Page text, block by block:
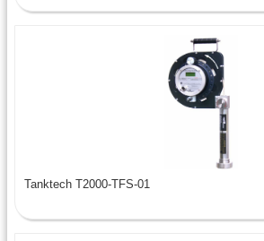
Tanktech T2000-TFS-01